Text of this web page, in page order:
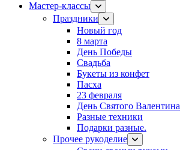
Мастер-классы
Праздники
Новый год
8 марта
День Победы
Свадьба
Букеты из конфет
Пасха
23 февраля
День Святого Валентина
Разные техники
Подарки разные.
Прочее рукоделие